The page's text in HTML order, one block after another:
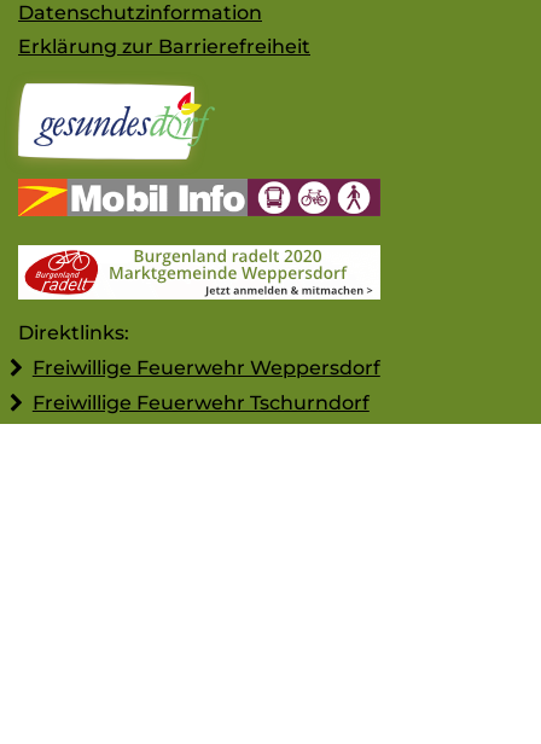
Datenschutzinformation
Erklärung zur Barrierefreiheit
Direktlinks:
Freiwillige Feuerwehr Weppersdorf
Freiwillige Feuerwehr Tschurndorf